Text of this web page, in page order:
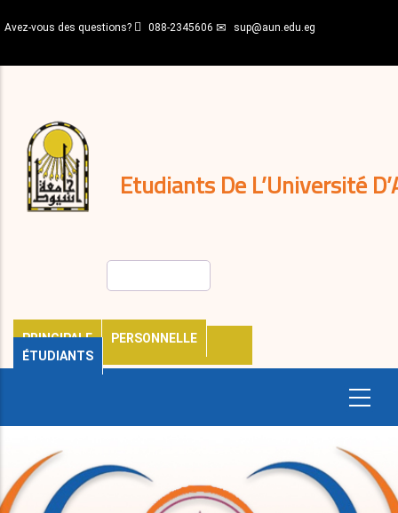
au
principal
Avez-vous des questions? 088-2345606 sup@aun.edu.eg
Etudiants De L’Université
PRINCIPALE
PERSONNELLE
ÉTUDIANTS
décisions
Expatriés
Journal